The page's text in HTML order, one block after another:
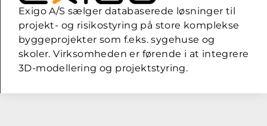
Exigo A/S sælger databaserede løsninger til
projekt- og risikostyring på store komplekse
byggeprojekter som f.eks. sygehuse og
skoler. Virksomheden er førende i at integrere
3D-modellering og projektstyring.